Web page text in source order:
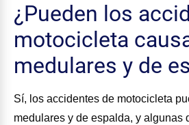
¿Pueden los
motocicleta
medulares y de
Sí, los accidentes de motocicleta
medulares y de espalda, y algunas